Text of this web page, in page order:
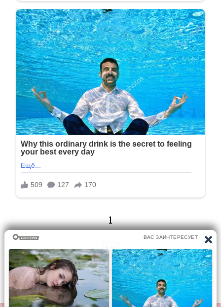
1
1/1
Перейти на страницу: